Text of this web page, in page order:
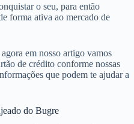
o seu, para então
forma ativa ao mercado de
em nosso artigo vamos
de crédito conforme nossas
que podem te ajudar a
do Bugre